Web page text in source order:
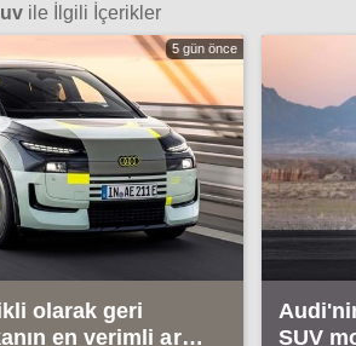
ile İlgili İçerikler
5 gün önce
olarak geri
en verimli aracı
SUV